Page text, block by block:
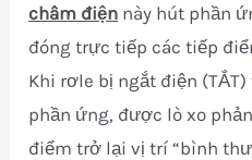
châm điện này hút phần
đóng trực tiếp các tiếp
Khi rơle bị ngắt điện
phần ứng, được lò xo
điểm trở lại vị trí “bình